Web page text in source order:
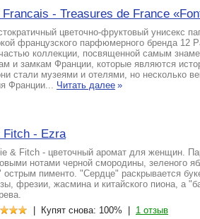
- Treasures de France
цветочно-фруктовый унисекс
французского парфюмерного бренда 12
коллекции, посвященной самым
и замкам Франции, которые являются
стали музеями и отелями, но несколько
Франции... Читать далее »
Fitch - Ezra
& Fitch - цветочный аромат для женщин.
нотами черной смородины, зеленого
пименто. "Сердце" раскрывается
фрезии, жасмина и китайского пиона, а
| Купят снова: 100% | 1 отзыв